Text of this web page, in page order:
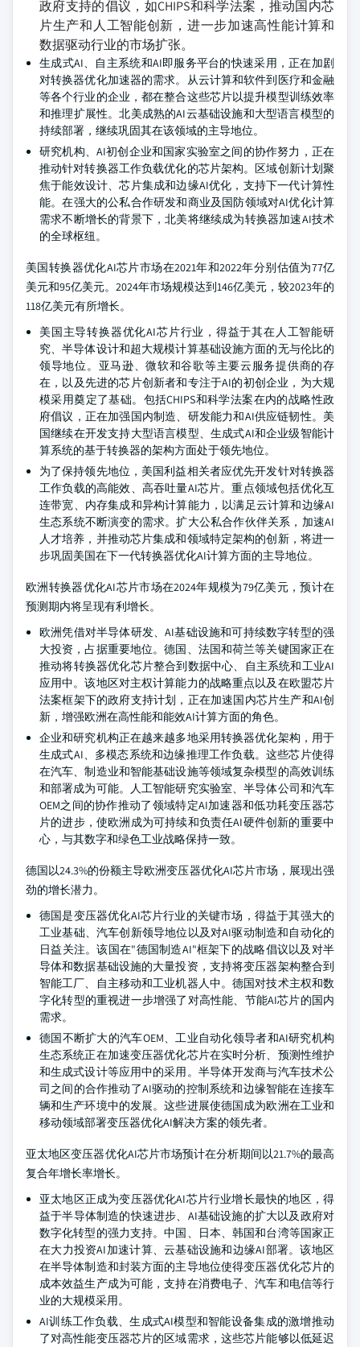
政府支持的倡议，如CHIPS和科学法案，推动国内芯
片生产和人工智能创新，进一步加速高性能计算和
数据驱动行业的市场扩张。
生成式AI、自主系统和AI即服务平台的快速采用，正在加剧
对转换器优化加速器的需求。从云计算和软件到医疗和金融
等各个行业的企业，都在整合这些芯片以提升模型训练效率
和推理扩展性。北美成熟的AI云基础设施和大型语言模型的
持续部署，继续巩固其在该领域的主导地位。
研究机构、AI初创企业和国家实验室之间的协作努力，正在
推动针对转换器工作负载优化的芯片架构。区域创新计划聚
焦于能效设计、芯片集成和边缘AI优化，支持下一代计算性
能。在强大的公私合作研发和商业及国防领域对AI优化计算
需求不断增长的背景下，北美将继续成为转换器加速AI技术
的全球枢纽。
美国转换器优化AI芯片市场在2021年和2022年分别估值为77亿
美元和95亿美元。2024年市场规模达到146亿美元，较2023年的
118亿美元有所增长。
美国主导转换器优化AI芯片行业，得益于其在人工智能研
究、半导体设计和超大规模计算基础设施方面的无与伦比的
领导地位。亚马逊、微软和谷歌等主要云服务提供商的存
在，以及先进的芯片创新者和专注于AI的初创企业，为大规
模采用奠定了基础。包括CHIPS和科学法案在内的战略性政
府倡议，正在加强国内制造、研发能力和AI供应链韧性。美
国继续在开发支持大型语言模型、生成式AI和企业级智能计
算系统的基于转换器的架构方面处于领先地位。
为了保持领先地位，美国利益相关者应优先开发针对转换器
工作负载的高能效、高吞吐量AI芯片。重点领域包括优化互
连带宽、内存集成和异构计算能力，以满足云计算和边缘AI
生态系统不断演变的需求。扩大公私合作伙伴关系，加速AI
人才培养，并推动芯片集成和领域特定架构的创新，将进一
步巩固美国在下一代转换器优化AI计算方面的主导地位。
欧洲转换器优化AI芯片市场在2024年规模为79亿美元，预计在
预测期内将呈现有利增长。
欧洲凭借对半导体研发、AI基础设施和可持续数字转型的强
大投资，占据重要地位。德国、法国和荷兰等关键国家正在
推动将转换器优化芯片整合到数据中心、自主系统和工业AI
应用中。该地区对主权计算能力的战略重点以及在欧盟芯片
法案框架下的政府支持计划，正在加速国内芯片生产和AI创
新，增强欧洲在高性能和能效AI计算方面的角色。
企业和研究机构正在越来越多地采用转换器优化架构，用于
生成式AI、多模态系统和边缘推理工作负载。这些芯片使得
在汽车、制造业和智能基础设施等领域复杂模型的高效训练
和部署成为可能。人工智能研究实验室、半导体公司和汽车
OEM之间的协作推动了领域特定AI加速器和低功耗变压器芯
片的进步，使欧洲成为可持续和负责任AI硬件创新的重要中
心，与其数字和绿色工业战略保持一致。
德国以24.3%的份额主导欧洲变压器优化AI芯片市场，展现出强
劲的增长潜力。
德国是变压器优化AI芯片行业的关键市场，得益于其强大的
工业基础、汽车创新领导地位以及对AI驱动制造和自动化的
日益关注。该国在"德国制造AI"框架下的战略倡议以及对半
导体和数据基础设施的大量投资，支持将变压器架构整合到
智能工厂、自主移动和工业机器人中。德国对技术主权和数
字化转型的重视进一步增强了对高性能、节能AI芯片的国内
需求。
德国不断扩大的汽车OEM、工业自动化领导者和AI研究机构
生态系统正在加速变压器优化芯片在实时分析、预测性维护
和生成式设计等应用中的采用。半导体开发商与汽车技术公
司之间的合作推动了AI驱动的控制系统和边缘智能在连接车
辆和生产环境中的发展。这些进展使德国成为欧洲在工业和
移动领域部署变压器优化AI解决方案的领先者。
亚太地区变压器优化AI芯片市场预计在分析期间以21.7%的最高
复合年增长率增长。
亚太地区正成为变压器优化AI芯片行业增长最快的地区，得
益于半导体制造的快速进步、AI基础设施的扩大以及政府对
数字化转型的强力支持。中国、日本、韩国和台湾等国家正
在大力投资AI加速计算、云基础设施和边缘AI部署。该地区
在半导体制造和封装方面的主导地位使得变压器优化芯片的
成本效益生产成为可能，支持在消费电子、汽车和电信等行
业的大规模采用。
AI训练工作负载、生成式AI模型和智能设备集成的激增推动
了对高性能变压器芯片的区域需求，这些芯片能够以低延迟